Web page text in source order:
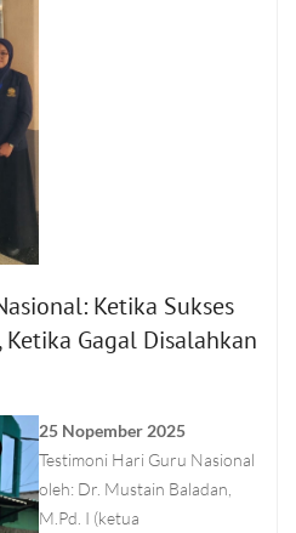
Ketika Sukses
Gagal Disalahkan
25 Nopember 2025
Testimoni Hari Guru Nasional
oleh: Dr. Mustain Baladan,
M.Pd. I (ketua